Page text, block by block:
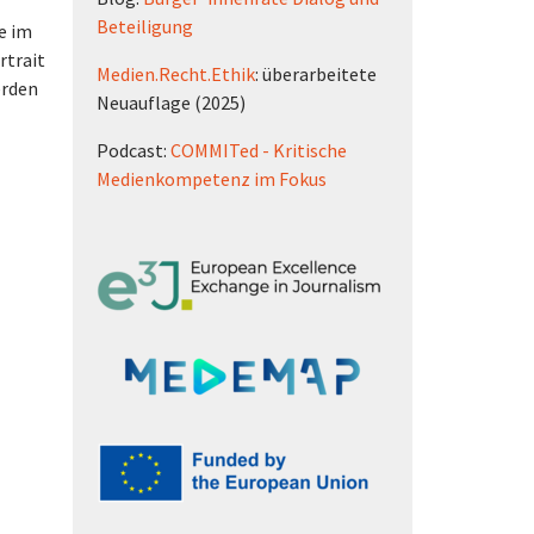
im
Beteiligung
Medien.Recht.Ethik: überarbeitete
Neuauflage (2025)
Podcast: COMMITed - Kritische
Medienkompetenz im Fokus